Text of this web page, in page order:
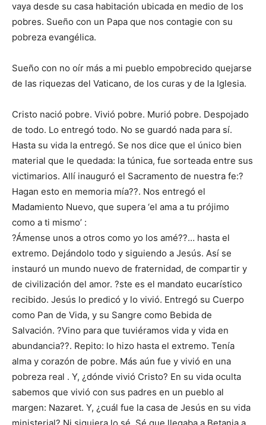
vaya desde su casa habitación ubicada en medio de los
pobres. Sueño con un Papa que nos contagie con su
pobreza evangélica.
Sueño con no oír más a mi pueblo empobrecido quejarse
de las riquezas del Vaticano, de los curas y de la Iglesia.
Cristo nació pobre. Vivió pobre. Murió pobre. Despojado
de todo. Lo entregó todo. No se guardó nada para sí.
Hasta su vida la entregó. Se nos dice que el único bien
material que le quedada: la túnica, fue sorteada entre sus
victimarios. Allí inauguró el Sacramento de nuestra fe:?
Hagan esto en memoria mía??. Nos entregó el
Madamiento Nuevo, que supera ‘el ama a tu prójimo
como a ti mismo’ :
?Ámense unos a otros como yo los amé??… hasta el
extremo. Dejándolo todo y siguiendo a Jesús. Así se
instauró un mundo nuevo de fraternidad, de compartir y
de civilización del amor. ?ste es el mandato eucarístico
recibido. Jesús lo predicó y lo vivió. Entregó su Cuerpo
como Pan de Vida, y su Sangre como Bebida de
Salvación. ?Vino para que tuviéramos vida y vida en
abundancia??. Repito: lo hizo hasta el extremo. Tenía
alma y corazón de pobre. Más aún fue y vivió en una
pobreza real . Y, ¿dónde vivió Cristo? En su vida oculta
sabemos que vivió con sus padres en un pueblo al
margen: Nazaret. Y, ¿cuál fue la casa de Jesús en su vida